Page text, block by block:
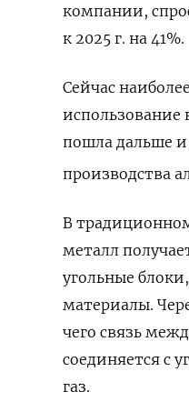
компании,
к 2025 г. на 41%.
Сейчас
использование
пошла дальше и
производства
В
металл
угольные
материалы.
чего связь
соединяется с
газ.